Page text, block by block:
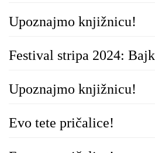
Upoznajmo knjižnicu!
Festival stripa 2024:
Upoznajmo knjižnicu!
Evo tete pričalice!